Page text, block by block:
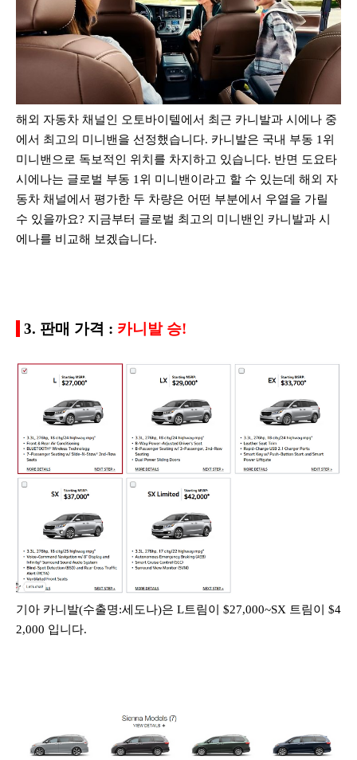
해외 자동차 채널인 오토바이텔에서 최근 카니발과 시에나 중
에서 최고의 미니밴을 선정했습니다. 카니발은 국내 부동 1위
미니밴으로 독보적인 위치를 차지하고 있습니다. 반면 도요타
시에나는 글로벌 부동 1위 미니밴이라고 할 수 있는데 해외 자
동차 채널에서 평가한 두 차량은 어떤 부분에서 우열을 가릴
수 있을까요? 지금부터 글로벌 최고의 미니밴인 카니발과 시
에나를 비교해 보겠습니다.
3. 판매 가격 : 카니발 승!
기아 카니발(수출명:세도나)은 L트림이 $27,000~SX 트림이 $4
2,000 입니다.